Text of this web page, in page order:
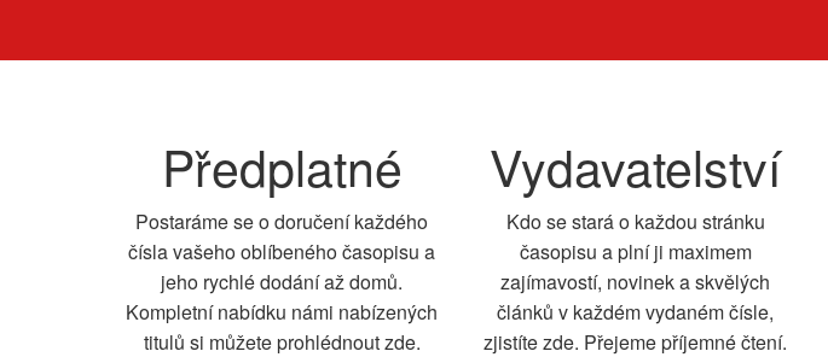
Předplatné
Postaráme se o doručení každého
čísla vašeho oblíbeného časopisu a
jeho rychlé dodání až domů.
Kompletní nabídku námi nabízených
titulů si můžete prohlédnout zde.
Vydavatelství
Kdo se stará o každou stránku
časopisu a plní ji maximem
zajímavostí, novinek a skvělých
článků v každém vydaném čísle,
zjistíte zde. Přejeme příjemné čtení.